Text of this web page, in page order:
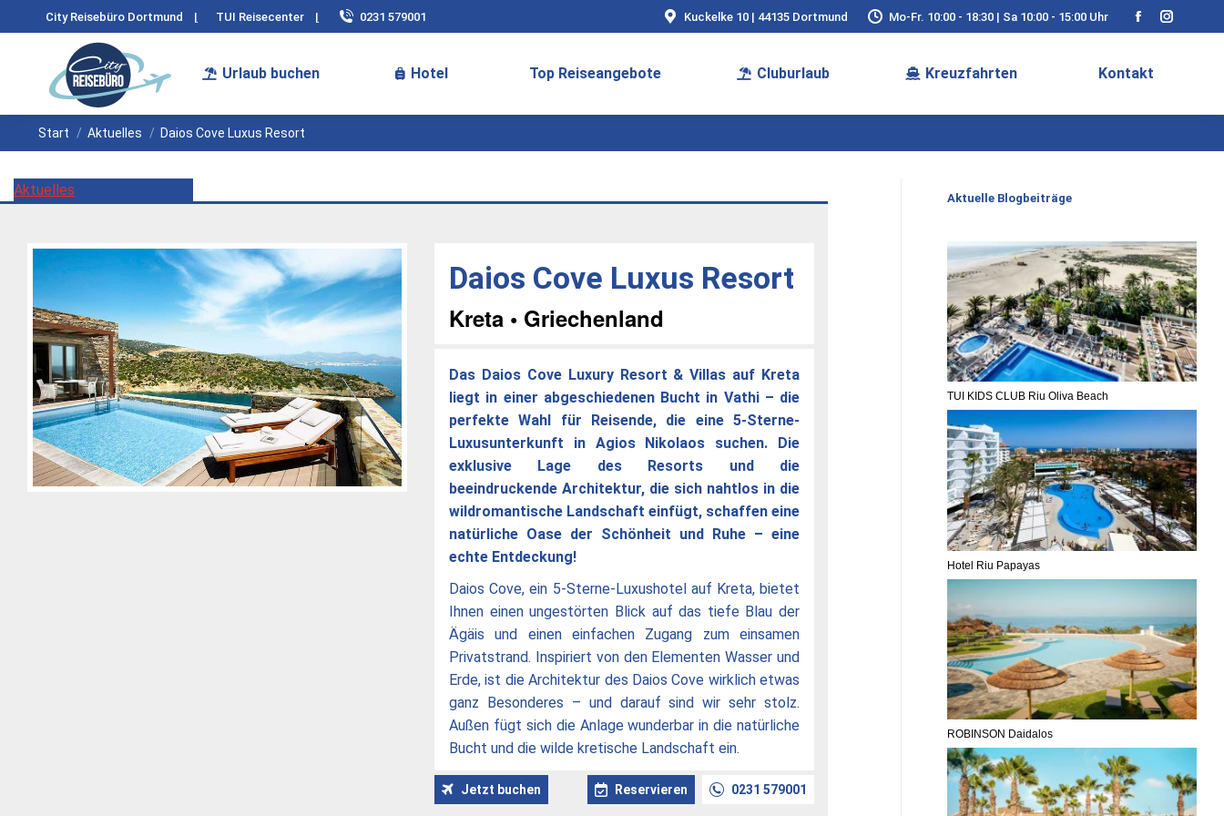
City Reisebüro Dortmund | TUI Reisecenter | 0231 579001 Kuckelke 10 | 44135 Dortmund Mo-Fr. 10:00 - 18:30 | Sa 10:00 - 15:00 Uhr
Facebook
opens
Urlaub buchen Hotel Top Reiseangebote Cluburlaub Kreuzfahrten Kontakt
Sie befinden sich hier:
Start Aktuelles Daios Cove Luxus Resort
Aktuelles
Daios Cove Luxus Resort
Kreta • Griechenland
Das Daios Cove Luxury Resort & Villas auf Kreta
liegt in einer abgeschiedenen Bucht in Vathi – die
perfekte Wahl für Reisende, die eine 5-Sterne-
Luxusunterkunft in Agios Nikolaos suchen. Die
exklusive Lage des Resorts und die
beeindruckende Architektur, die sich nahtlos in die
wildromantische Landschaft einfügt, schaffen eine
natürliche Oase der Schönheit und Ruhe – eine
echte Entdeckung!
Daios Cove, ein 5-Sterne-Luxushotel auf Kreta, bietet
Ihnen einen ungestörten Blick auf das tiefe Blau der
Ägäis und einen einfachen Zugang zum einsamen
Privatstrand. Inspiriert von den Elementen Wasser und
Erde, ist die Architektur des Daios Cove wirklich etwas
ganz Besonderes – und darauf sind wir sehr stolz.
Außen fügt sich die Anlage wunderbar in die natürliche
Bucht und die wilde kretische Landschaft ein.
Jetzt buchen 0231 579001
Reservieren
Aktuelle Blogbeiträge
TUI KIDS CLUB Riu Oliva Beach
Hotel Riu Papayas
ROBINSON Daidalos